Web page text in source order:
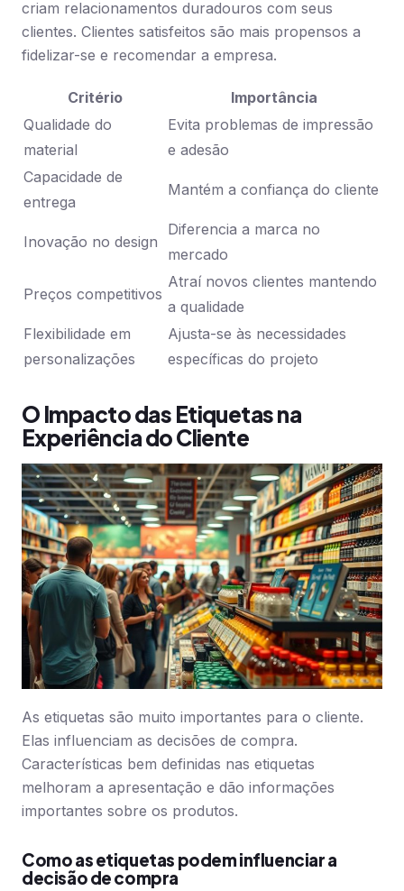
criam relacionamentos duradouros com seus
clientes. Clientes satisfeitos são mais propensos a
fidelizar-se e recomendar a empresa.
Critério
Importância
Qualidade do
material
Evita problemas de impressão
e adesão
Capacidade de
entrega
Mantém a confiança do cliente
Inovação no design
Diferencia a marca no
mercado
Preços competitivos
Atraí novos clientes mantendo
a qualidade
Flexibilidade em
personalizações
Ajusta-se às necessidades
específicas do projeto
O Impacto das Etiquetas na
Experiência do Cliente
As etiquetas são muito importantes para o cliente.
Elas influenciam as decisões de compra.
Características bem definidas nas etiquetas
melhoram a apresentação e dão informações
importantes sobre os produtos.
Como as etiquetas podem influenciar a
decisão de compra